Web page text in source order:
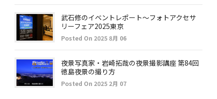
武石修のイベントレポート～フォトアクセサ
リーフェア2025東京
Posted On 2025 8月 06
夜景写真家・岩崎拓哉の夜景撮影講座 第84回
徳島夜景の撮り方
Posted On 2025 2月 07